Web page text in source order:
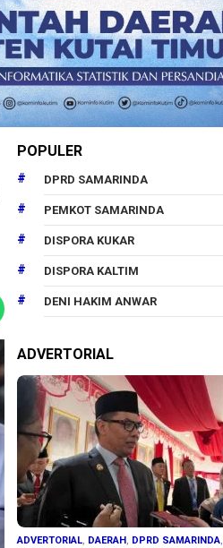
POPULER
DPRD SAMARINDA
PEMKOT SAMARINDA
DISPORA KUKAR
DISPORA KALTIM
DENI HAKIM ANWAR
ADVERTORIAL
ADVERTORIAL, DAERAH , DPRD SAMARINDA,